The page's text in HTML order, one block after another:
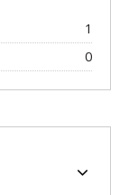
1
0